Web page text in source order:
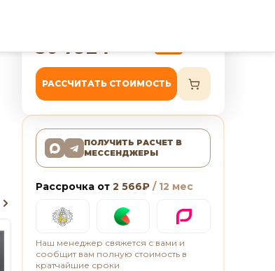
30 792₽
РАССЧИТАТЬ СТОИМОСТЬ
ПОЛУЧИТЬ РАСЧЕТ В
МЕССЕНДЖЕРЫ
Рассрочка от 2 566₽ / 12 мес
Наш менеджер свяжется с вами и
сообщит вам полную стоимость в
кратчайшие сроки